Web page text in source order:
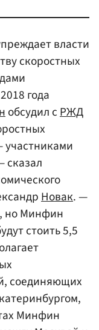
власти
скоростных
года
обсудил с РЖД
участниками
сказал
Новак. —
но Минфин
стоить 5,5
соединяющих
Минфин